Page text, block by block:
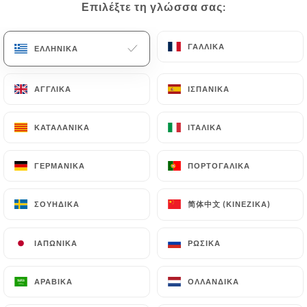
Επιλέξτε τη γλώσσα σας:
ΕΛΛΗΝΙΚΆ ΓΑΛΛΙΚΆ
ΑΓΓΛΙΚΆ ΙΣΠΑΝΙΚΆ
ΚΑΤΑΛΑΝΙΚΆ ΙΤΑΛΙΚΆ
ΓΕΡΜΑΝΙΚΆ ΠΟΡΤΟΓΑΛΙΚΆ
ΣΟΥΗΔΙΚΆ 简体中文 (ΚΙΝΈΖΙΚΑ)
ΙΑΠΩΝΙΚΆ ΡΩΣΙΚΆ
ΑΡΑΒΙΚΆ ΟΛΛΑΝΔΙΚΆ
ΑΡΧΙΚΉ/ΕΠΑΦΉ
L'Ardoise Gourmande
Επιλέξτε τη γλώσσα σας:
ΕΛΛΗΝΙΚΆ ΓΑΛΛΙΚΆ
ΑΓΓΛΙΚΆ ΙΣΠΑΝΙΚΆ
ΚΑΤΑΛΑΝΙΚΆ ΙΤΑΛΙΚΆ
ΓΕΡΜΑΝΙΚΆ ΠΟΡΤΟΓΑΛΙΚΆ
ΣΟΥΗΔΙΚΆ 简体中文 (ΚΙΝΈΖΙΚΑ)
ΙΑΠΩΝΙΚΆ ΡΩΣΙΚΆ
ΑΡΑΒΙΚΆ ΟΛΛΑΝΔΙΚΆ